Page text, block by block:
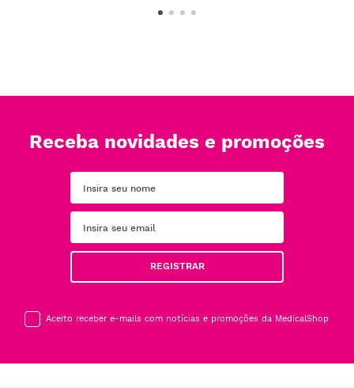
Receba novidades e promoções
REGISTRAR
Aceito receber e-mails com notícias e promoções da MedicalShop